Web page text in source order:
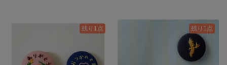
残り1点 残り1点